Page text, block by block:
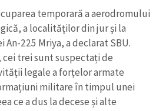
temporară a aerodromului
a localităților din jur și la
An-225 Mriya, a declarat SBU.
trei sunt suspectați de
legale a forțelor armate
militare în timpul unei
ce a dus la decese și alte